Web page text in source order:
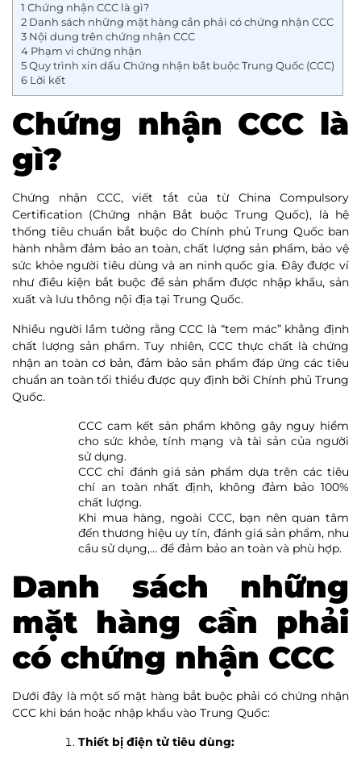
1 Chứng nhận CCC là gì?
2 Danh sách những mặt hàng cần phải có chứng nhận CCC
3 Nội dung trên chứng nhận CCC
4 Phạm vi chứng nhận
5Quy trình xin dấu Chứng nhận bắt buộc Trung Quốc (CCC)
6 Lời kết
Chứng nhận CCC là
gì?
Chứng nhận CCC, viết tắt của từ China Compulsory
Certification (Chứng nhận Bắt buộc Trung Quốc), là hệ
thống tiêu chuẩn bắt buộc do Chính phủ Trung Quốc ban
hành nhằm đảm bảo an toàn, chất lượng sản phẩm, bảo vệ
sức khỏe người tiêu dùng và an ninh quốc gia. Đây được ví
như điều kiện bắt buộc để sản phẩm được nhập khẩu, sản
xuất và lưu thông nội địa tại Trung Quốc.
Nhiều người lầm tưởng rằng CCC là “tem mác” khẳng định
chất lượng sản phẩm. Tuy nhiên, CCC thực chất là chứng
nhận an toàn cơ bản, đảm bảo sản phẩm đáp ứng các tiêu
chuẩn an toàn tối thiểu được quy định bởi Chính phủ Trung
Quốc.
CCC cam kết sản phẩm không gây nguy hiểm
cho sức khỏe, tính mạng và tài sản của người
sử dụng.
CCC chỉ đánh giá sản phẩm dựa trên các tiêu
chí an toàn nhất định, không đảm bảo 100%
chất lượng.
Khi mua hàng, ngoài CCC, bạn nên quan tâm
đến thương hiệu uy tín, đánh giá sản phẩm, nhu
cầu sử dụng,… để đảm bảo an toàn và phù hợp.
Danh sách những
mặt hàng cần phải
có chứng nhận CCC
Dưới đây là một số mặt hàng bắt buộc phải có chứng nhận
CCC khi bán hoặc nhập khẩu vào Trung Quốc:
Thiết bị điện tử tiêu dùng: